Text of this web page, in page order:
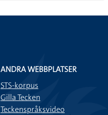
ANDRA WEBBPLATSER
STS-korpus
Gilla Tecken
Teckenspråksvideo